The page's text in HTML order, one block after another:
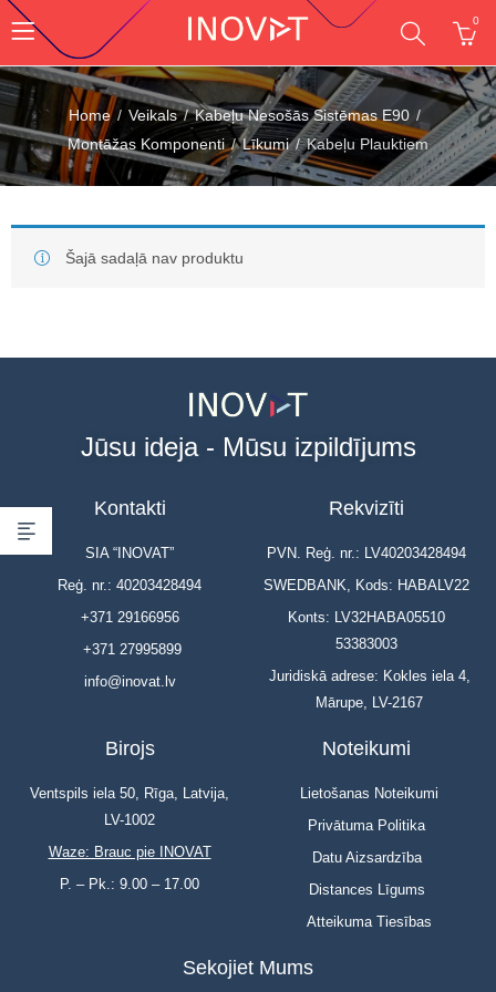
0
Home Veikals
Kabeļu Nesošās Sistēmas E90
Montāžas Komponenti
Līkumi Kabeļu Plauktiem
Šajā sadaļā nav produktu
Jūsu ideja - Mūsu izpildījums
Kontakti
SIA “INOVAT”
Reģ. nr.: 40203428494
+371 29166956
+371 27995899
info@inovat.lv
Rekvizīti
PVN. Reģ. nr.: LV40203428494
SWEDBANK, Kods: HABALV22
Konts: LV32HABA05510
53383003
Juridiskā adrese: Kokles iela 4,
Mārupe, LV-2167
Birojs
Ventspils iela 50, Rīga, Latvija,
LV-1002
Waze: Brauc pie INOVAT
P. – Pk.: 9.00 – 17.00
Noteikumi
Lietošanas Noteikumi
Privātuma Politika
Datu Aizsardzība
Distances Līgums
Atteikuma Tiesības
Sekojiet Mums